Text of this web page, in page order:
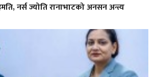
नर्स ज्योति रानाभाटको अनसन अन्त्य